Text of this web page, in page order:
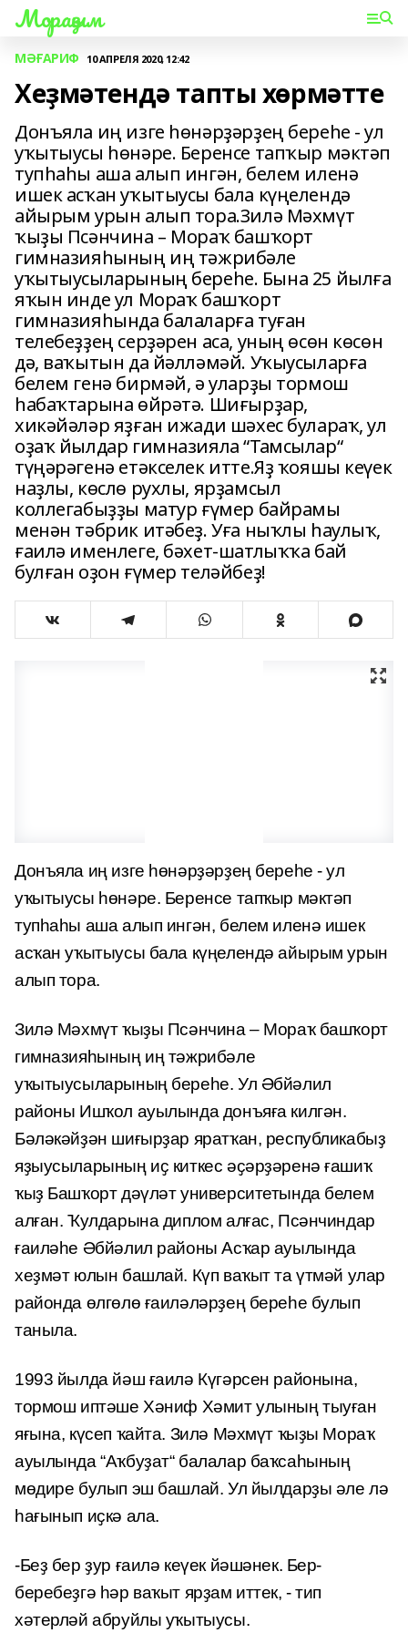
Мораҙым
МӘҒАРИФ 10 АПРЕЛЯ 2020, 12:42
Хеҙмәтендә тапты хөрмәтте
Донъяла иң изге һөнәрҙәрҙең береһе - ул
уҡытыусы һөнәре. Беренсе тапҡыр мәктәп
тупһаһы аша алып ингән, белем иленә
ишек асҡан уҡытыусы бала күңелендә
айырым урын алып тора.Зилә Мәхмүт
ҡыҙы Псәнчина – Мораҡ башҡорт
гимназияһының иң тәжрибәле
уҡытыусыларының береһе. Бына 25 йылға
яҡын инде ул Мораҡ башҡорт
гимназияһында балаларға туған
телебеҙҙең серҙәрен аса, уның өсөн көсөн
дә, ваҡытын да йәлләмәй. Уҡыусыларға
белем генә бирмәй, ә уларҙы тормош
һабаҡтарына өйрәтә. Шиғырҙар,
хикәйәләр яҙған ижади шәхес булараҡ, ул
оҙаҡ йылдар гимназияла “Тамсылар“
түңәрәгенә етәкселек итте.Яҙ ҡояшы кеүек
наҙлы, көслө рухлы, ярҙамсыл
коллегабыҙҙы матур ғүмер байрамы
менән тәбрик итәбеҙ. Уға ныҡлы һаулыҡ,
ғаилә именлеге, бәхет-шатлыҡҡа бай
булған оҙон ғүмер теләйбеҙ!
Донъяла иң изге һөнәрҙәрҙең береһе - ул
уҡытыусы һөнәре. Беренсе тапҡыр мәктәп
тупһаһы аша алып ингән, белем иленә ишек
асҡан уҡытыусы бала күңелендә айырым урын
алып тора.
Зилә Мәхмүт ҡыҙы Псәнчина – Мораҡ башҡорт
гимназияһының иң тәжрибәле
уҡытыусыларының береһе. Ул Әбйәлил
районы Ишҡол ауылында донъяға килгән.
Бәләкәйҙән шиғырҙар яратҡан, республикабыҙ
яҙыусыларының иҫ киткес әҫәрҙәренә ғашиҡ
ҡыҙ Башҡорт дәүләт университетында белем
алған. Ҡулдарына диплом алғас, Псәнчиндар
ғаиләһе Әбйәлил районы Асҡар ауылында
хеҙмәт юлын башлай. Күп ваҡыт та үтмәй улар
районда өлгөлө ғаиләләрҙең береһе булып
таныла.
1993 йылда йәш ғаилә Күгәрсен районына,
тормош иптәше Хәниф Хәмит улының тыуған
яғына, күсеп ҡайта. Зилә Мәхмүт ҡыҙы Мораҡ
ауылында “Аҡбуҙат“ балалар баҡсаһының
мөдире булып эш башлай. Ул йылдарҙы әле лә
һағынып иҫкә ала.
-Беҙ бер ҙур ғаилә кеүек йәшәнек. Бер-
беребеҙгә һәр ваҡыт ярҙам иттек, - тип
хәтерләй абруйлы уҡытыусы.